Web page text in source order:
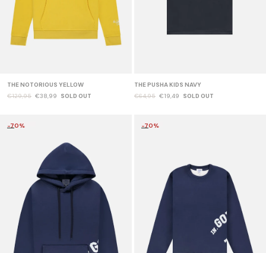
THE NOTORIOUS YELLOW
€129,95 €38,99 SOLD OUT
THE PUSHA KIDS NAVY
€64,95 €19,49 SOLD OUT
-70% -70%